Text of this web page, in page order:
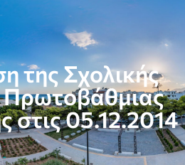
της Σχολικής
Πρωτοβάθμιας
στις 05.12.2014